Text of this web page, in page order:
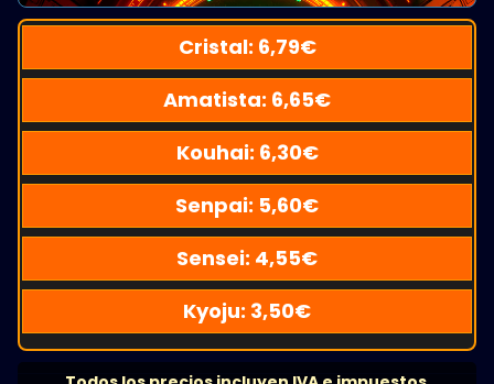
Cristal: 6,79€
Amatista: 6,65€
Kouhai: 6,30€
Senpai: 5,60€
Sensei: 4,55€
Kyoju: 3,50€